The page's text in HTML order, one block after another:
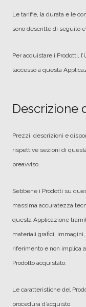
Le tariffe, la durata e le
sono descritte di seguito
Per acquistare i Prodotti,
l’accesso a questa
Descrizione
Prezzi, descrizioni e
rispettive sezioni di
preavviso.
Sebbene i Prodotti su
massima accuratezza
questa Applicazione
materiali grafici,
riferimento e non implica
Prodotto acquistato.
Le caratteristiche del
procedura d’acquisto.